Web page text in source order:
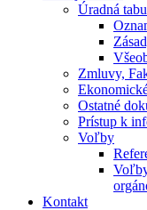
Úradná
Zmluvy,
Ostatné
Prístup k
Voľby
Kontakt